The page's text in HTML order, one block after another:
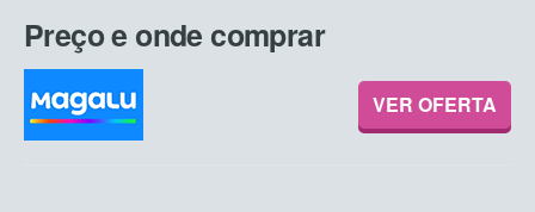
Preço e onde comprar
VER OFERTA